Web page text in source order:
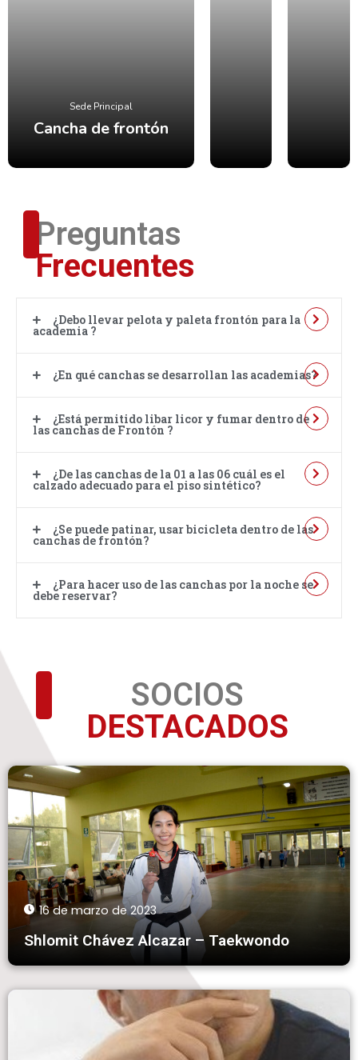
Sede Principal
Cancha de frontón
Preguntas
Frecuentes
¿Debo llevar pelota y paleta frontón para la
academia ?
¿En qué canchas se desarrollan las academias?
¿Está permitido libar licor y fumar dentro de
las canchas de Frontón ?
¿De las canchas de la 01 a las 06 cuál es el
calzado adecuado para el piso sintético?
¿Se puede patinar, usar bicicleta dentro de las
canchas de frontón?
¿Para hacer uso de las canchas por la noche se
debe reservar?
SOCIOS
DESTACADOS
16 de marzo de 2023
Shlomit Chávez Alcazar – Taekwondo